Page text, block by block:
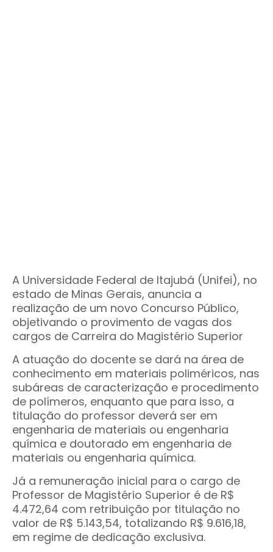
A Universidade Federal de Itajubá (Unifei), no
estado de Minas Gerais, anuncia a
realização de um novo Concurso Público,
objetivando o provimento de vagas dos
cargos de Carreira do Magistério Superior
A atuação do docente se dará na área de
conhecimento em materiais poliméricos, nas
subáreas de caracterização e procedimento
de polímeros, enquanto que para isso, a
titulação do professor deverá ser em
engenharia de materiais ou engenharia
química e doutorado em engenharia de
materiais ou engenharia química.
Já a remuneração inicial para o cargo de
Professor de Magistério Superior é de R$
4.472,64 com retribuição por titulação no
valor de R$ 5.143,54, totalizando R$ 9.616,18,
em regime de dedicação exclusiva.